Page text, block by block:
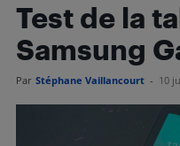
Test de la
Samsung
Par Stéphane Vaillancourt - 10